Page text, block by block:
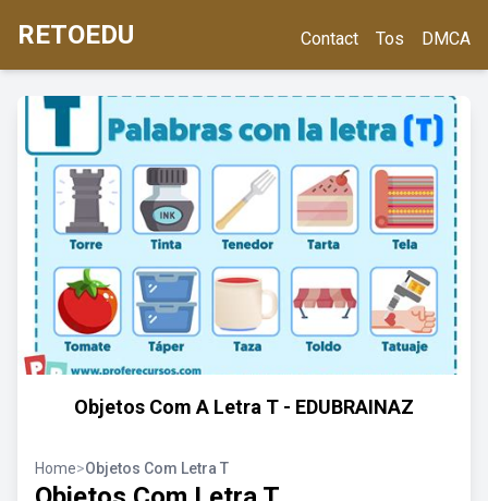
RETOEDU Contact Tos DMCA
Objetos Com A Letra T - EDUBRAINAZ
Home>Objetos Com Letra T